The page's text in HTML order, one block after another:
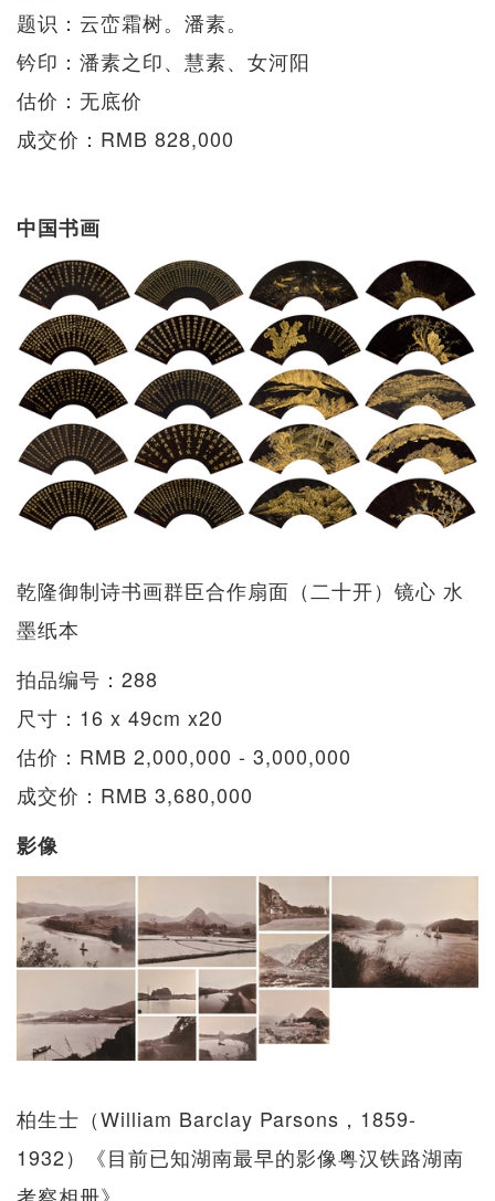
题识：云峦霜树。潘素。
钤印：潘素之印、慧素、女河阳
估价：无底价
成交价：RMB 828,000
中国书画
乾隆御制诗书画群臣合作扇面（二十开）镜心 水
墨纸本
拍品编号：288
尺寸：16 x 49cm x20
估价：RMB 2,000,000 - 3,000,000
成交价：RMB 3,680,000
影像
柏生士（William Barclay Parsons，1859-
1932）《目前已知湖南最早的影像粤汉铁路湖南